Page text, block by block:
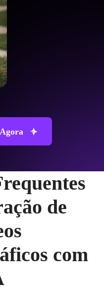
de
com